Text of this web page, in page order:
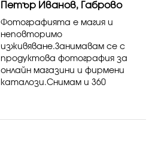
Петър Иванов, Габрово
Фотографията е магия и
неповторимо
изживяване.Занимавам се с
продуктова фотография за
онлайн магазини и фирмени
каталози.Снимам и 360
портрети, да усетиш